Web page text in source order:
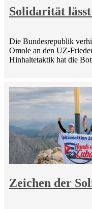
Solidarität
Die Bundesrepublik
Omole an den UZ-
Hinhaltetaktik hat die
Zeichen der